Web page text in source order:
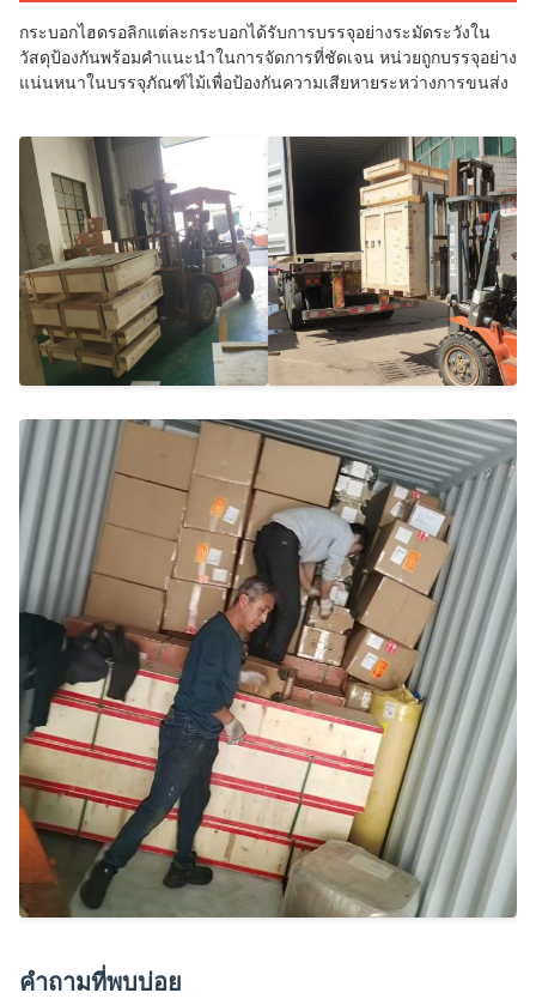
กระบอกไฮดรอลิกแต่ละกระบอกได้รับการบรรจุอย่างระมัดระวังใน
วัสดุป้องกันพร้อมคำแนะนำในการจัดการที่ชัดเจน หน่วยถูกบรรจุอย่าง
แน่นหนาในบรรจุภัณฑ์ไม้เพื่อป้องกันความเสียหายระหว่างการขนส่ง
คำถามที่พบบ่อย